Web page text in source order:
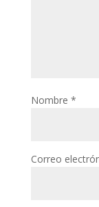
Nombre *
Correo